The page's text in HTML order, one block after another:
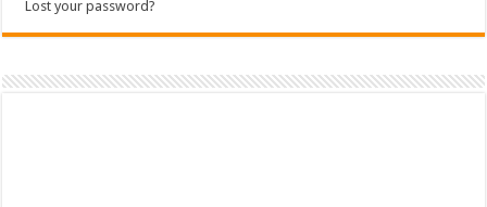
Lost your password?